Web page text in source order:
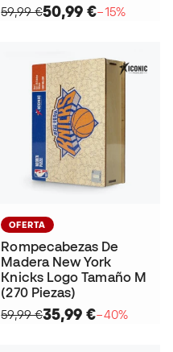
59,99 €50,99 €−15%
OFERTA
Rompecabezas De
Madera New York
Knicks Logo Tamaño M
(270 Piezas)
59,99 €35,99 €−40%